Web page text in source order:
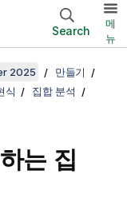
Search
메
뉴
2025
만들기
식
집합 분석
는 집